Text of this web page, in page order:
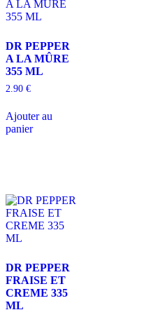
DR PEPPER
A LA MÛRE
355 ML
2.90 €
Ajouter au
panier
DR PEPPER
FRAISE ET
CREME 335
ML